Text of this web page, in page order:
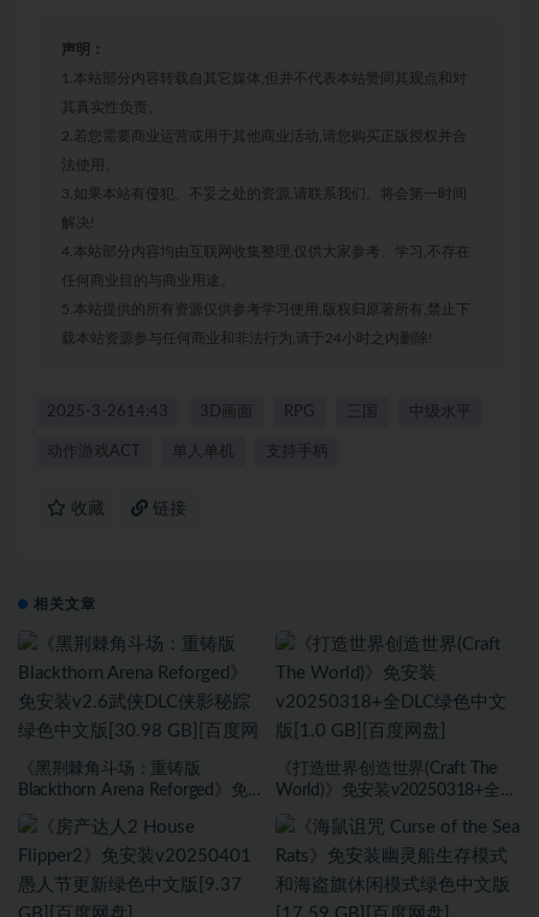
声明：
1.本站部分内容转载自其它媒体,但并不代表本站赞同其观点和对
其真实性负责。
2.若您需要商业运营或用于其他商业活动,请您购买正版授权并合
法使用。
3.如果本站有侵犯、不妥之处的资源,请联系我们。将会第一时间
解决!
4.本站部分内容均由互联网收集整理,仅供大家参考、学习,不存在
任何商业目的与商业用途。
5.本站提供的所有资源仅供参考学习使用,版权归原著所有,禁止下
载本站资源参与任何商业和非法行为,请于24小时之内删除!
2025-3-2614:43 3D画面 RPG 三国 中级水平
动作游戏ACT 单人单机 支持手柄
收藏 链接
相关文章
《黑荆棘角斗场：重铸版
Blackthorn Arena Reforged》免
文版[30.98 GB][百度网盘]
《打造世界创造世界(Craft The
World)》免安装v20250318+全
盘]